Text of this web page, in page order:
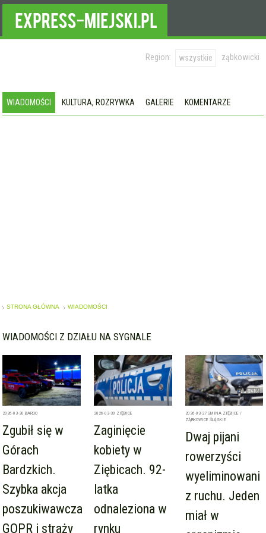
Region: wszystkie ząbkowicki
WIADOMOŚCI KULTURA, ROZRYWKA GALERIE KOMENTARZE
STRONA GŁÓWNA WIADOMOŚCI
WIADOMOŚCI Z DZIAŁU NA SYGNALE
2026-03-30 BARDO
Zgubił się w
Górach
Bardzkich.
Szybka akcja
poszukiwawcza
GOPR i straży
2026-03-30 ZIĘBICE
Zaginięcie
kobiety w
Ziębicach. 92-
latka
odnaleziona w
rynku
2026-03-27 GMINA ZIĘBICE /
ZĄBKOWICE ŚLĄSKIE
Dwaj pijani
rowerzyści
wyeliminowani
z ruchu. Jeden
miał w